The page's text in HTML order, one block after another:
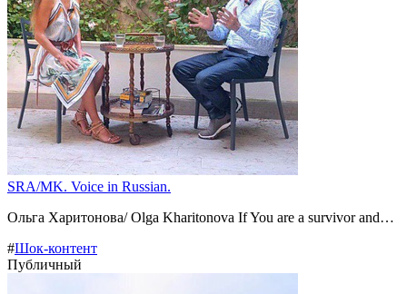
SRA/MK. Voice in Russian.
Ольга Харитонова/ Olga Kharitonova If You are a survivor and…
#Шок-контент
Публичный